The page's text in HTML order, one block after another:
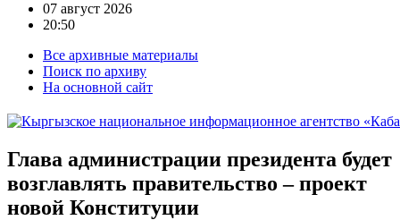
07 август 2026
20:50
Все архивные материалы
Поиск по архиву
На основной сайт
Глава администрации президента будет
возглавлять правительство – проект
новой Конституции